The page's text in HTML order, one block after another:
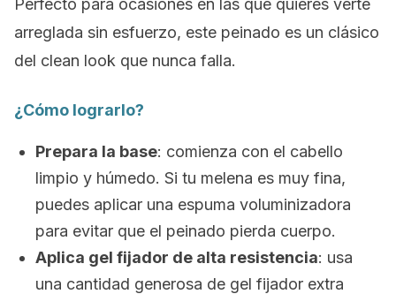
Perfecto para ocasiones en las que quieres verte
arreglada sin esfuerzo, este peinado es un clásico
del clean look que nunca falla.
¿Cómo lograrlo?
Prepara la base: comienza con el cabello
limpio y húmedo. Si tu melena es muy fina,
puedes aplicar una espuma voluminizadora
para evitar que el peinado pierda cuerpo.
Aplica gel fijador de alta resistencia: usa
una cantidad generosa de gel fijador extra